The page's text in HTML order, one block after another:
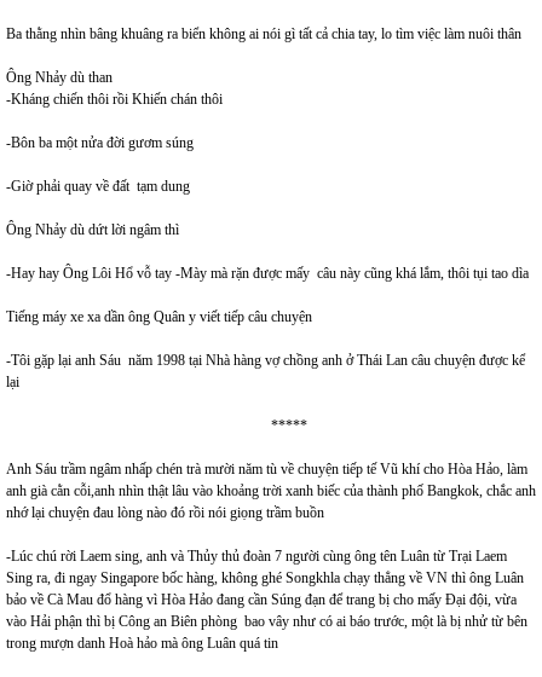
Ba thằng nhìn bâng khuâng ra biển không ai nói gì tất cả chia tay, lo tìm việc làm nuôi thân
Ông Nhảy dù than
-Kháng chiến thôi rồi Khiến chán thôi
-Bôn ba một nửa đời gươm súng
-Giờ phải quay về đất tạm dung
Ông Nhảy dù dứt lời ngâm thì
-Hay hay Ông Lôi Hổ vỗ tay -Mày mà rặn được mấy câu này cũng khá lắm, thôi tụi tao dìa
Tiếng máy xe xa dần ông Quân y viết tiếp câu chuyện
-Tôi gặp lại anh Sáu năm 1998 tại Nhà hàng vợ chồng anh ở Thái Lan câu chuyện được kể
lại
*****
Anh Sáu trầm ngâm nhấp chén trà mười năm tù về chuyện tiếp tế Vũ khí cho Hòa Hảo, làm
anh già cằn cỗi,anh nhìn thật lâu vào khoảng trời xanh biếc của thành phố Bangkok, chắc anh
nhớ lại chuyện đau lòng nào đó rồi nói giọng trầm buồn
-Lúc chú rời Laem sing, anh và Thủy thủ đoàn 7 người cùng ông tên Luân từ Trại Laem
Sing ra, đi ngay Singapore bốc hàng, không ghé Songkhla chạy thẳng về VN thì ông Luân
bảo về Cà Mau đổ hàng vì Hòa Hảo đang cần Súng đạn để trang bị cho mấy Đại đội, vừa
vào Hải phận thì bị Công an Biên phòng bao vây như có ai báo trước, một là bị nhử từ bên
trong mượn danh Hoà hảo mà ông Luân quá tin